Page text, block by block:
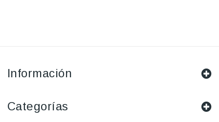
Información
Categorías